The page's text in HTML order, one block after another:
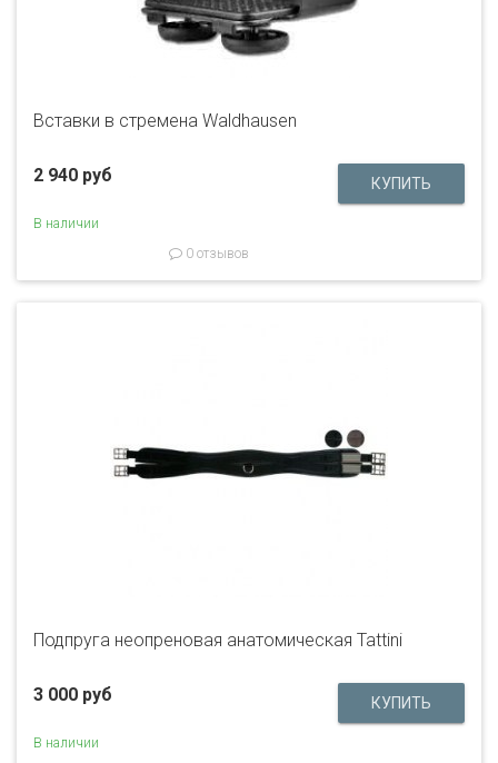
Вставки в стремена Waldhausen
2 940 руб
В наличии
0 отзывов
Подпруга неопреновая анатомическая Tattini
3 000 руб
В наличии